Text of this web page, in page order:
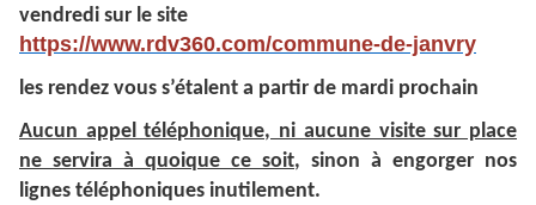
vendredi sur le site
https://www.rdv360.com/commune-de-janvry
les rendez vous s’étalent a partir de mardi prochain
Aucun appel téléphonique, ni aucune visite sur place
ne servira à quoique ce soit, sinon à engorger nos
lignes téléphoniques inutilement.